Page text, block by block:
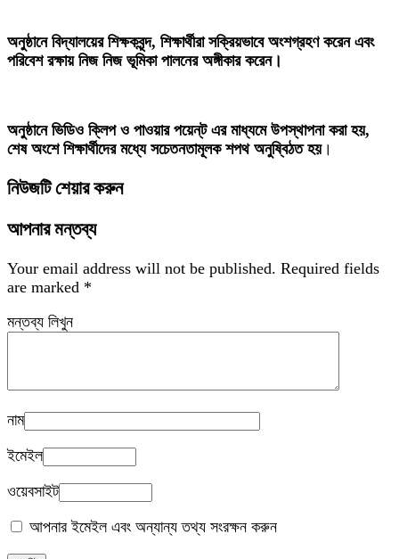
অনুষ্ঠানে বিদ্যালয়ের শিক্ষকবৃন্দ, শিক্ষার্থীরা সক্রিয়ভাবে অংশগ্রহণ করেন এবং
পরিবেশ রক্ষায় নিজ নিজ ভূমিকা পালনের অঙ্গীকার করেন।
অনুষ্ঠানে ভিডিও ক্লিপ ও পাওয়ার পয়েন্‌ট এর মাধ্যমে উপস্থাপনা করা হয়,
শেষ অংশে শিক্ষার্থীদের মধ্যে সচেতনতামূলক শপথ অনুষ্বিঠত হয়।
নিউজটি শেয়ার করুন
আপনার মন্তব্য
Your email address will not be published. Required fields
are marked *
মন্তব্য লিখুন
নাম
ইমেইল
ওয়েবসাইট
আপনার ইমেইল এবং অন্যান্য তথ্য সংরক্ষন করুন